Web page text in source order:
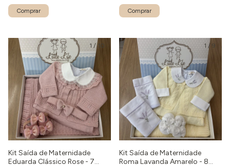
Comprar Comprar
1 /10
Kit Saída de Maternidade
Eduarda Clássico Rose - 7
1 / 9
Kit Saída de Maternidade
Roma Lavanda Amarelo - 8